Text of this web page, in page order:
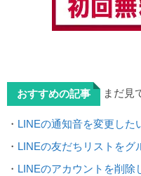
おすすめの記事 まだ見
・ LINEの通知音を変更した
・ LINEの友だちリストをグ
・ LINEのアカウントを削除